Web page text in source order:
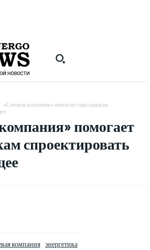
«Сетевая компания» помогает школьникам
помогает
спроектировать
компания энергетика